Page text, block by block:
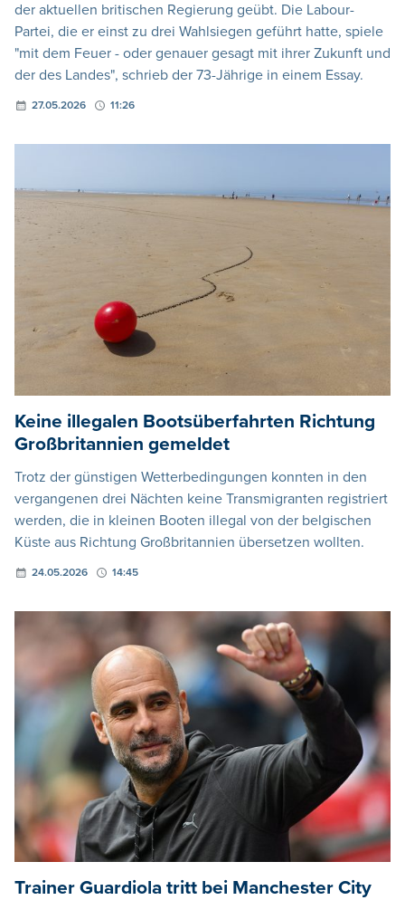
der aktuellen britischen Regierung geübt. Die Labour-
Partei, die er einst zu drei Wahlsiegen geführt hatte, spiele
"mit dem Feuer - oder genauer gesagt mit ihrer Zukunft und
der des Landes", schrieb der 73-Jährige in einem Essay.
27.05.2026 11:26
Keine illegalen Bootsüberfahrten Richtung
Großbritannien gemeldet
Trotz der günstigen Wetterbedingungen konnten in den
vergangenen drei Nächten keine Transmigranten registriert
werden, die in kleinen Booten illegal von der belgischen
Küste aus Richtung Großbritannien übersetzen wollten.
24.05.2026 14:45
Trainer Guardiola tritt bei Manchester City